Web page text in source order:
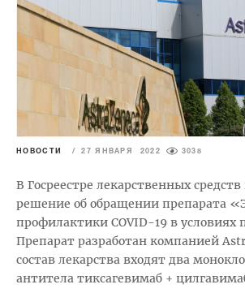
НОВОСТИ / 27 ЯНВАРЯ 2022 3038
В Госреестре лекарственных
решение об обращении препарата
профилактики COVID-19 в условиях
Препарат разработан компанией
состав лекарства входят два
антитела тиксагевимаб +